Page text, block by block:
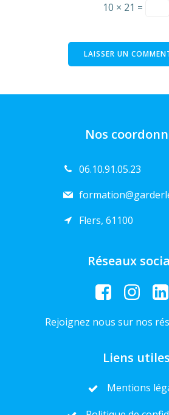
10 × 21 =
Nos
06.10.91.05.23
Flers, 61100
Réseaux
Rejoignez nous sur nos
Liens utiles
Mentions